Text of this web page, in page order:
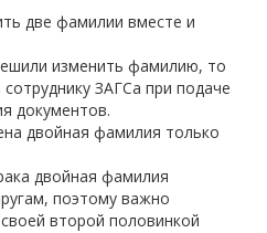
две фамилии вместе и
изменить фамилию, то
ЗАГСа при подаче
документов.
двойная фамилия только
двойная фамилия
поэтому важно
второй половинкой